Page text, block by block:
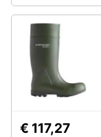
€ 117,27